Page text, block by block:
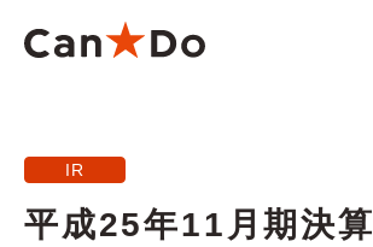
お知らせ
商品情報
IR
平成25年11月期決